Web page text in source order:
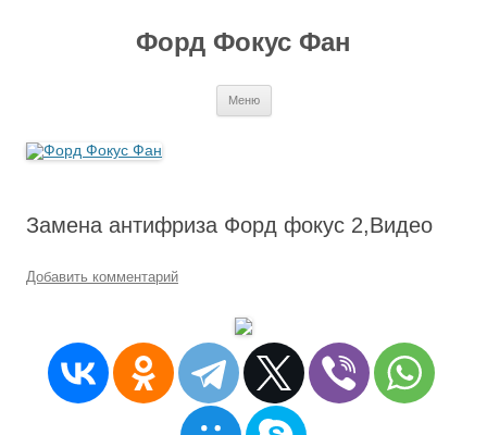
Форд Фокус Фан
Меню
Замена антифриза Форд фокус 2,Видео
Добавить комментарий